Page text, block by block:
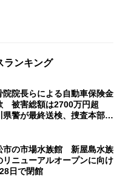
ランキング
院院長らによる自動車保険金
被害総額は2700万円超
県警が最終送検、捜査本部解
市の市場水族館 新屋島水族
リニューアルオープンに向け
日で閉館